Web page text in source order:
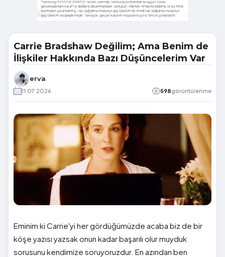
Carrie Bradshaw Değilim; Ama Benim de
İlişkiler Hakkında Bazı Düşüncelerim Var
erva
11.07.2026 598görüntülenme
Eminim ki Carrie'yi her gördüğümüzde acaba biz de bir
köşe yazısı yazsak onun kadar başarılı olur muyduk
sorusunu kendimize soruyoruzdur. En azından ben